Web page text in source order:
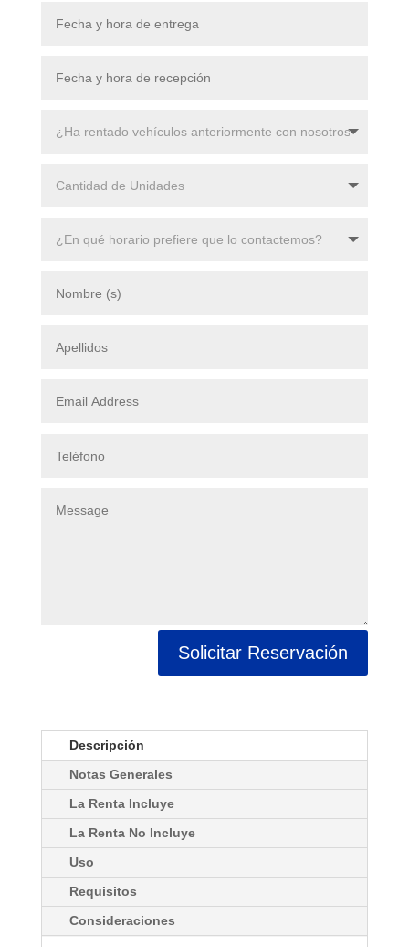
Solicitar Reservación
Descripción
Notas Generales
La Renta Incluye
La Renta No Incluye
Uso
Requisitos
Consideraciones